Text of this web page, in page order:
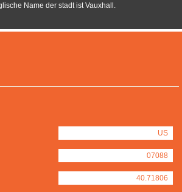
US
07088
40.71806
Name der stadt ist Vauxhall.